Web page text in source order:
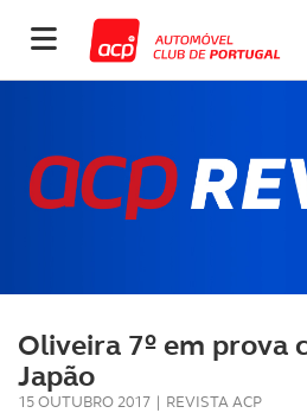
Oliveira 7º em prova
Japão
15 OUTUBRO 2017 | REVISTA ACP